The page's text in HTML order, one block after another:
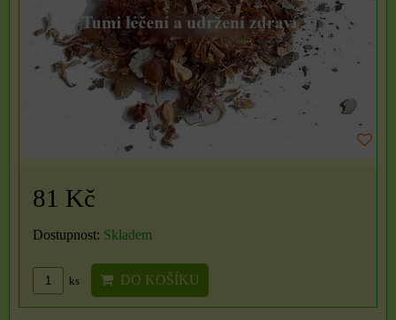
81 Kč
Dostupnost: Skladem
ks DO KOŠÍKU